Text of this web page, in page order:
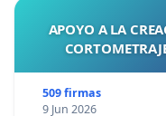
APOYO A LA
509 firmas
9 Jun 2026